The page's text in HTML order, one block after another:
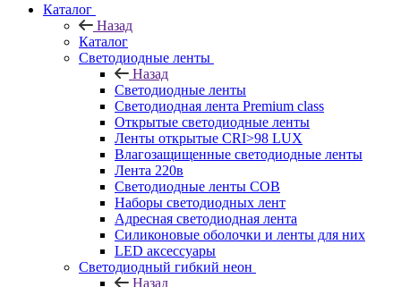
Каталог
Назад
Каталог
Светодиодные ленты
Назад
Светодиодные ленты
Светодиодная лента Premium class
Открытые светодиодные ленты
Ленты открытые CRI>98 LUX
Влагозащищенные светодиодные ленты
Лента 220в
Светодиодные ленты COB
Наборы светодиодных лент
Адресная светодиодная лента
Силиконовые оболочки и ленты для них
LED аксессуары
Светодиодный гибкий неон
Назад